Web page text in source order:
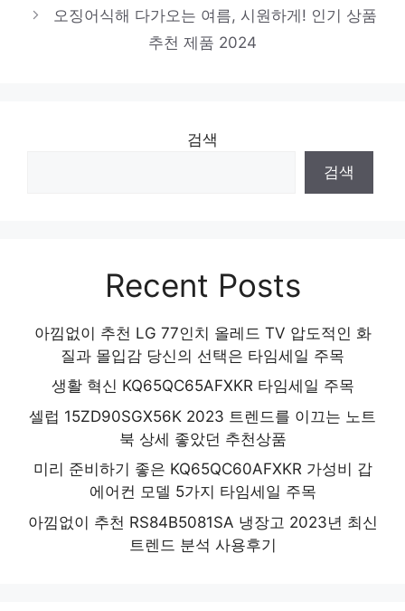
혜택 가득, 지금 바로 적용! 인기 상품 추천
제품 2024
오징어식해 다가오는 여름, 시원하게! 인기 상품
추천 제품 2024
검색
검색
Recent Posts
아낌없이 추천 LG 77인치 올레드 TV 압도적인 화
질과 몰입감 당신의 선택은 타임세일 주목
생활 혁신 KQ65QC65AFXKR 타임세일 주목
셀럽 15ZD90SGX56K 2023 트렌드를 이끄는 노트
북 상세 좋았던 추천상품
미리 준비하기 좋은 KQ65QC60AFXKR 가성비 갑
에어컨 모델 5가지 타임세일 주목
아낌없이 추천 RS84B5081SA 냉장고 2023년 최신
트렌드 분석 사용후기